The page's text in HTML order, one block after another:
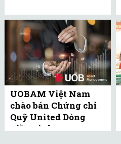
UOBAM Việt Nam
chào bán Chứng chỉ
Quỹ United Dòng
Tiền Linh Hoạt